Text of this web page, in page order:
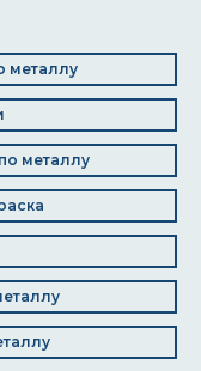
металлу
металлу